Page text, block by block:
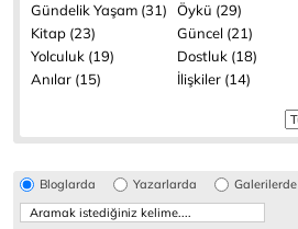
Gündelik Yaşam (31)
Öykü (29)
Kitap (23)
Güncel (21)
Yolculuk (19)
Dostluk (18)
Anılar (15)
İlişkiler (14)
Bloglarda Yazarlarda Galerilerde